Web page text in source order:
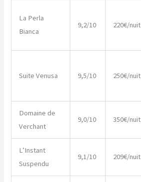
La Perla
Bianca
9,2/10 220€/nuit
Suite Venusa 9,5/10 250€/nuit
Domaine de
Verchant
9,0/10 350€/nuit
L’Instant
Suspendu
9,1/10 209€/nuit